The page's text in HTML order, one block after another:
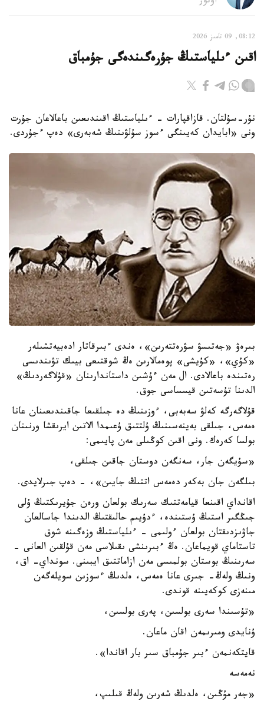
08:12, 09 تامىز 2026
اقىن ءىلياستىڭ جۇرەگىندەگى جۇمباق
نۇر-سۇلتان. قازاقپارات - ءىلياستىڭ اقىندىعىن باعالاعان جۇرت
ونى «ابايدان كەيىنگى ءسوز سۇلۋىنىڭ شەبەرى» دەپ ءجۇردى.
بىرەۋ «جەتىسۋ سۋرەتتەرىن»، ەندى ءبىرقاتار ادەبيەتشىلەر
«كۇي»، «كۇيشى» پوەمالارىن ەڭ شوقتىعى بيىك تۋىندىسى
رەتىندە باعالادى. ال مەن ءۇشىن داستاندارىنان «قۇلاگەردىڭ»
الدىنا تۇسەتىن قيسساسى جوق.
قۇلاگەرگە كەلۋ سەبەبى، ءوزىنىڭ دە جىلقىعا جاقىندىعىنان عانا
ەمەس، جىلقى بەينەسىنىڭ ۇلتتىق ۇعىمدا الاتىن ايرىقشا ورنىنان
بولسا كەرەك. ونى اقىن كوڭىلى مەن پايىمى:
«سۇيگەن جار، سەنگەن دوستان جاقىن جىلقى،
بىلگەن جان بەكەر دەمەس اتتىڭ جايىن»، - دەپ جىرلايدى.
اقانداي اقىنعا قيامەتتىك سەرىك بولعان ورەن جۇيرىكتىڭ ۇلى
جىڭگىر استىڭ ۇستىندە، ءدۇيىم حالىقتىڭ الدىندا جاسالعان
جاۋىزدىقتان بولعان ءولىمى - ءىلياستىڭ وزەگىنە شوق
تاستاماي قويماعان. ەڭ ءبىرىنشى ىقىلاسى مەن قۇلقىن العانى -
سەرىنىڭ بوستان بولمىسى مەن ازاماتتىق ايبىنى. سونداي- اق،
ونىڭ ولەڭ- جىرى عانا ەمەس، ەلدىڭ ءسوزىن سويلەگەن
مىنەزى كوكەيىنە قوندى.
«تۇسىندا سەرى بولسىن، پەرى بولسىن،
ۇنايدى ومىرىمەن اقان ماعان.
قايتكەنمەن ءبىر جۇمباق سىر بار اقاندا».
نەمەسە
«جەر مۇڭىن، ەلدىڭ شەرىن ولەڭ قىلىپ،